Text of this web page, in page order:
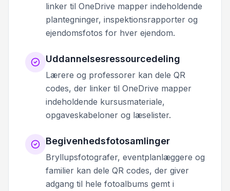
linker til OneDrive mapper indeholdende
plantegninger, inspektionsrapporter og
ejendomsfotos for hver ejendom.
Uddannelsesressourcedeling
Lærere og professorer kan dele QR
codes, der linker til OneDrive mapper
indeholdende kursusmateriale,
opgaveskabeloner og læselister.
Begivenhedsfotosamlinger
Bryllupsfotografer, eventplanlæggere og
familier kan dele QR codes, der giver
adgang til hele fotoalbums gemt i